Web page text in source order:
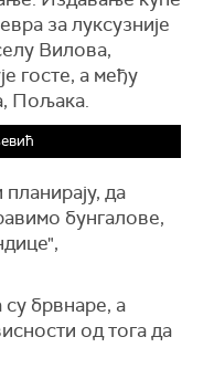
за луксузније
Вилова,
госте, а међу
Пољака.
да
бунгалове,
су брвнаре, а
од тога да